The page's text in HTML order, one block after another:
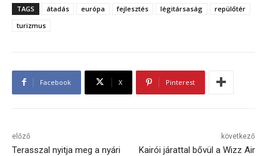
TAGS átadás európa fejlesztés légitársaság
repülőtér
turizmus
Facebook X Pinterest
előző
Terasszal nyitja meg a nyári
következő
Kairói járattal bővül a Wizz Air